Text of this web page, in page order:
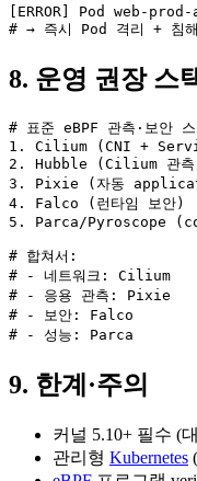
[ERROR] Pod web-
# → 즉시 Pod 격리 + 침
8. 운영 권장 스
# 표준 eBPF 관측·보안 스
1. Cilium (CNI +
2. Hubble (Cilium 관측
3. Pixie (자동
4. Falco (런타임 보안)
5. Parca/Pyroscope
# 합쳐서:
# - 네트워크: Cilium
# - 응용 관측: Pixie
# - 보안: Falco
# - 성능: Parca
9. 한계·주의
커널 5.10+ 필수 (
관리형 Kubernetes